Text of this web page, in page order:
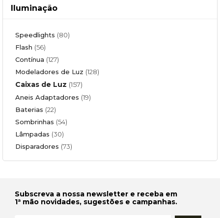
Iluminação
Speedlights (80)
Flash (56)
Contínua (127)
Modeladores de Luz (128)
Caixas de Luz (157)
Aneis Adaptadores (19)
Baterias (22)
Sombrinhas (54)
Lâmpadas (30)
Disparadores (73)
Subscreva a nossa newsletter e receba em
1ª mão novidades, sugestões e campanhas.